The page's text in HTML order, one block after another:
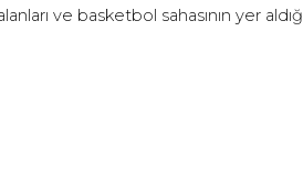
ve basketbol sahasının yer aldığ